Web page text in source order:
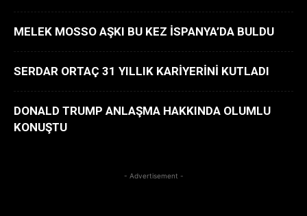
MELEK MOSSO AŞKI BU KEZ İSPANYA’DA BULDU
SERDAR ORTAÇ 31 YILLIK KARİYERİNİ KUTLADI
DONALD TRUMP ANLAŞMA HAKKINDA OLUMLU
KONUŞTU
- Advertisement -